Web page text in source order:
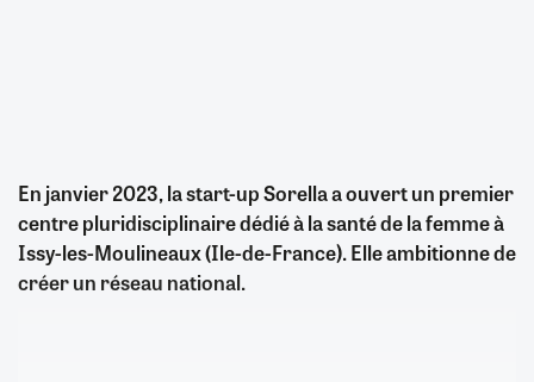
En janvier 2023, la start-up Sorella a ouvert un premier
centre pluridisciplinaire dédié à la santé de la femme à
Issy-les-Moulineaux (Ile-de-France). Elle ambitionne de
créer un réseau national.